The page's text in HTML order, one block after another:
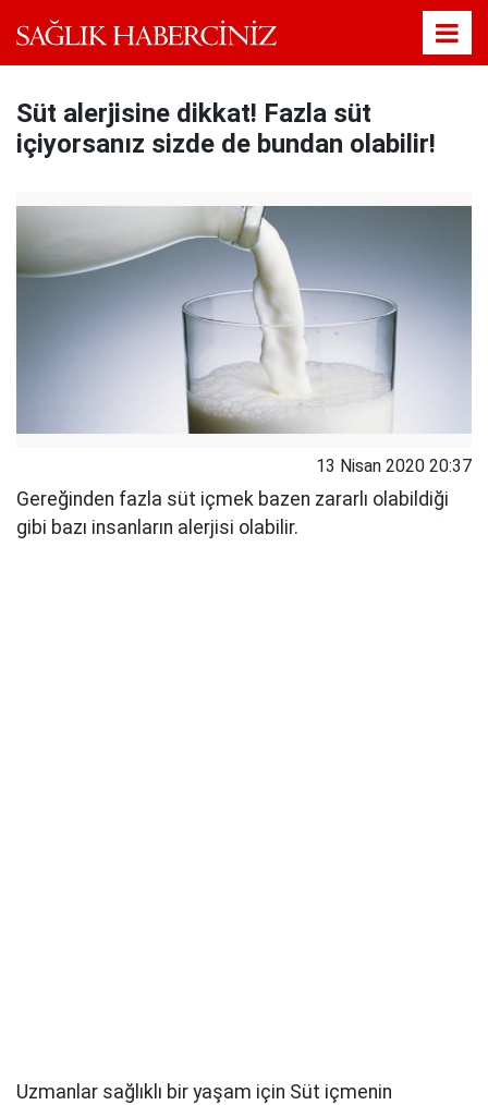
Süt alerjisine dikkat! Fazla süt
içiyorsanız sizde de bundan olabilir!
13 Nisan 2020 20:37
Gereğinden fazla süt içmek bazen zararlı olabildiği
gibi bazı insanların alerjisi olabilir.
Uzmanlar sağlıklı bir yaşam için Süt içmenin